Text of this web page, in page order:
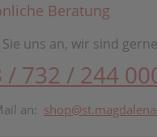
Beratung
Sie uns an, wir sind
/ 732 / 244
an: